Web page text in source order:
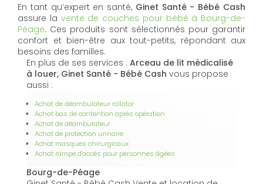
En tant qu’expert en santé, Ginet Santé - Bébé Cash
assure la vente de couches pour bébé à Bourg-de-
Péage. Ces produits sont sélectionnés pour garantir
confort et bien-être aux tout-petits, répondant aux
besoins des familles.
En plus de ses services : Arceau de lit médicalisé
à louer, Ginet Santé - Bébé Cash vous propose
aussi :
Achat de déambulateur rollator
Achat bas de contention après opération
Achat de déambulateur
Achat de protection urinaire
Achat masques chirurgicaux
Achat rampe d'accès pour personnes âgées
Bourg-de-Péage